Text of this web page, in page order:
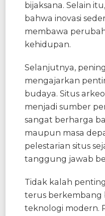
bijaksana. Selain
bahwa inovasi
membawa
kehidupan.
Selanjutnya,
mengajarkan
budaya. Situs
menjadi sumber
sangat berharga
maupun masa
pelestarian situs
tanggung jawab
Tidak kalah
terus
teknologi modern.